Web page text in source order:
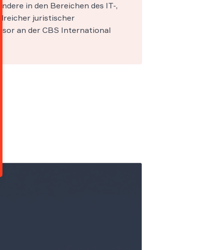
in den Bereichen des IT-,
juristischer
an der CBS International